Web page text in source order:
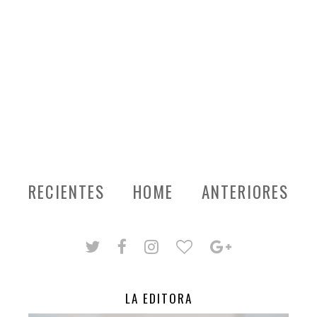
RECIENTES ANTERIORES
HOME
LA EDITORA